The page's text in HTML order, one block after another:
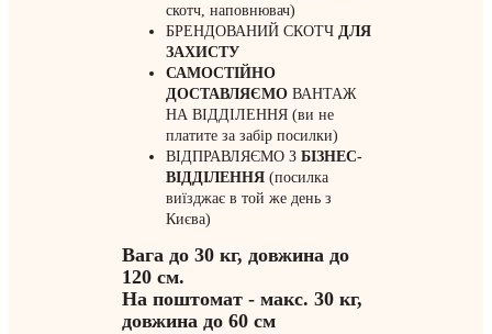
скотч, наповнювач)
БРЕНДОВАНИЙ СКОТЧ ДЛЯ
ЗАХИСТУ
САМОСТІЙНО
ДОСТАВЛЯЄМОВАНТАЖ
НА ВІДДІЛЕННЯ (ви не
платите за забір посилки)
ВІДПРАВЛЯЄМО З БІЗНЕС-
ВІДДІЛЕННЯ(посилка
виїзджає в той же день з
Києва)
Вага до 30 кг, довжина до
120 см.
На поштомат - макс. 30 кг,
довжина до 60 см